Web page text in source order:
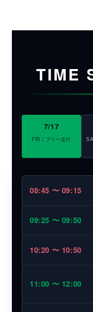
TIME
7/17
FRI / フリー走行
08:45 〜 09:15
09:25 〜 09:50
10:20 〜 10:50
11:00 〜 12:00